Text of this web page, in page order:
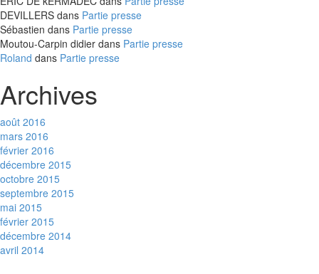
DEVILLERS dans Partie presse
Sébastien dans Partie presse
Moutou-Carpin didier dans Partie presse
Roland dans Partie presse
Archives
août 2016
mars 2016
février 2016
décembre 2015
octobre 2015
septembre 2015
mai 2015
février 2015
décembre 2014
avril 2014